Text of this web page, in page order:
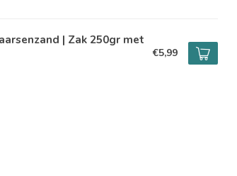
| Zak 250gr met
€5,99